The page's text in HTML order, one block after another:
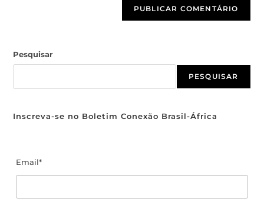
Pesquisar
PESQUISAR
Inscreva-se no Boletim Conexão Brasil-África
Email*